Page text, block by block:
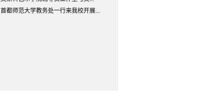
首都师范大学教务处一行来我校开展...